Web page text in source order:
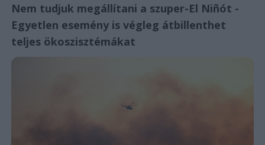
Nem tudjuk megállítani a szuper-El Niñót -
Egyetlen esemény is végleg átbillenthet
teljes ökoszisztémákat